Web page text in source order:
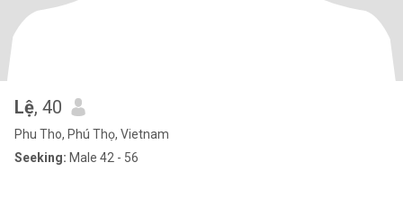
Lệ, 40
Phu Tho, Phú Thọ, Vietnam
Seeking: Male 42 - 56